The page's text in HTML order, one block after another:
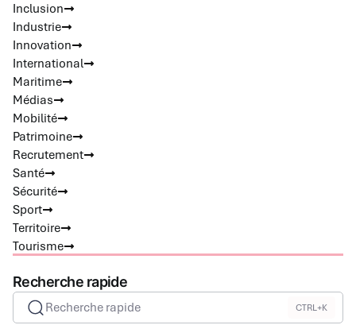
Inclusion
Industrie
Innovation
International
Maritime
Médias
Mobilité
Patrimoine
Recrutement
Santé
Sécurité
Sport
Territoire
Tourisme
Recherche rapide
Recherche rapide CTRL+K